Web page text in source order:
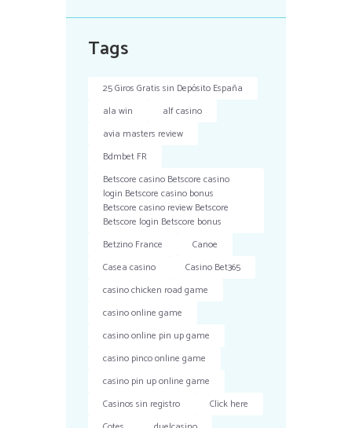
Tags
25 Giros Gratis sin Depósito España
ala win
alf casino
avia masters review
Bdmbet FR
Betscore casino Betscore casino
login Betscore casino bonus
Betscore casino review Betscore
Betscore login Betscore bonus
Betzino France
Canoe
Casea casino
Casino Bet365
casino chicken road game
casino online game
casino online pin up game
casino pinco online game
casino pin up online game
Casinos sin registro
Click here